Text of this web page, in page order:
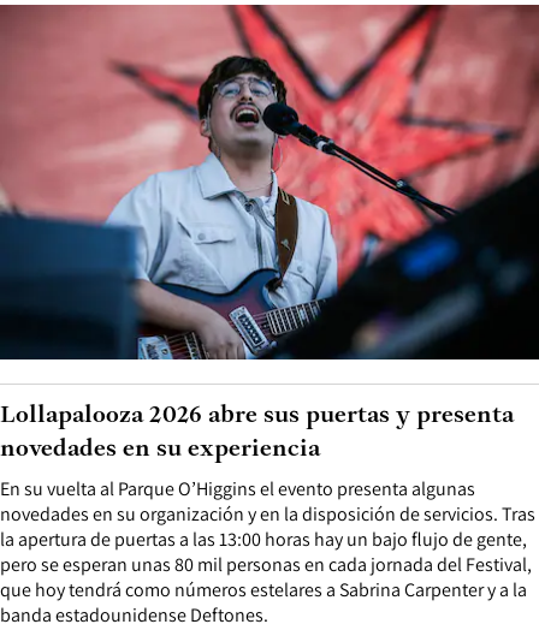
En su vuelta al Parque O’Higgins el evento presenta algunas
novedades en su organización y en la disposición de servicios. Tras
la apertura de puertas a las 13:00 horas hay un bajo flujo de gente,
pero se esperan unas 80 mil personas en cada jornada del Festival,
que hoy tendrá como números estelares a Sabrina Carpenter y a la
banda estadounidense Deftones.
Lollapalooza 2026 abre sus puertas y presenta
novedades en su experiencia